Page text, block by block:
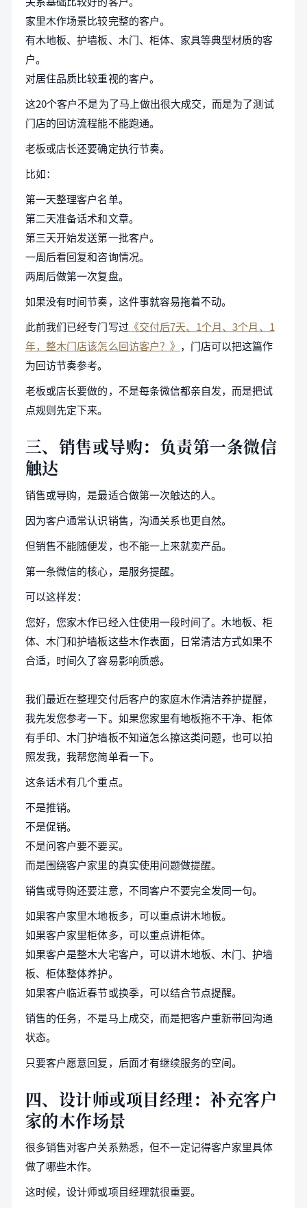
家里木作场景比较完整的客户。
有木地板、护墙板、木门、柜体、家具等典型材质的客
户。
对居住品质比较重视的客户。
这20个客户不是为了马上做出很大成交，而是为了测试
门店的回访流程能不能跑通。
老板或店长还要确定执行节奏。
比如：
第一天整理客户名单。
第二天准备话术和文章。
第三天开始发送第一批客户。
一周后看回复和咨询情况。
两周后做第一次复盘。
如果没有时间节奏，这件事就容易拖着不动。
此前我们已经专门写过 《交付后7天、1个月、3个月、1
年，整木门店该怎么回访客户？》 ，门店可以把这篇作
为回访节奏参考。
老板或店长要做的，不是每条微信都亲自发，而是把试
点规则先定下来。
三、销售或导购：负责第一条微信
触达
销售或导购，是最适合做第一次触达的人。
因为客户通常认识销售，沟通关系也更自然。
但销售不能随便发，也不能一上来就卖产品。
第一条微信的核心，是服务提醒。
可以这样发：
您好，您家木作已经入住使用一段时间了。木地板、柜
体、木门和护墙板这些木作表面，日常清洁方式如果不
合适，时间久了容易影响质感。
我们最近在整理交付后客户的家庭木作清洁养护提醒，
我先发您参考一下。如果您家里有地板拖不干净、柜体
有手印、木门护墙板不知道怎么擦这类问题，也可以拍
照发我，我帮您简单看一下。
这条话术有几个重点。
不是推销。
不是促销。
不是问客户要不要买。
而是围绕客户家里的真实使用问题做提醒。
销售或导购还要注意，不同客户不要完全发同一句。
如果客户家里木地板多，可以重点讲木地板。
如果客户家里柜体多，可以重点讲柜体。
如果客户是整木大宅客户，可以讲木地板、木门、护墙
板、柜体整体养护。
如果客户临近春节或换季，可以结合节点提醒。
销售的任务，不是马上成交，而是把客户重新带回沟通
状态。
只要客户愿意回复，后面才有继续服务的空间。
四、设计师或项目经理：补充客户
家的木作场景
很多销售对客户关系熟悉，但不一定记得客户家里具体
做了哪些木作。
这时候，设计师或项目经理就很重要。